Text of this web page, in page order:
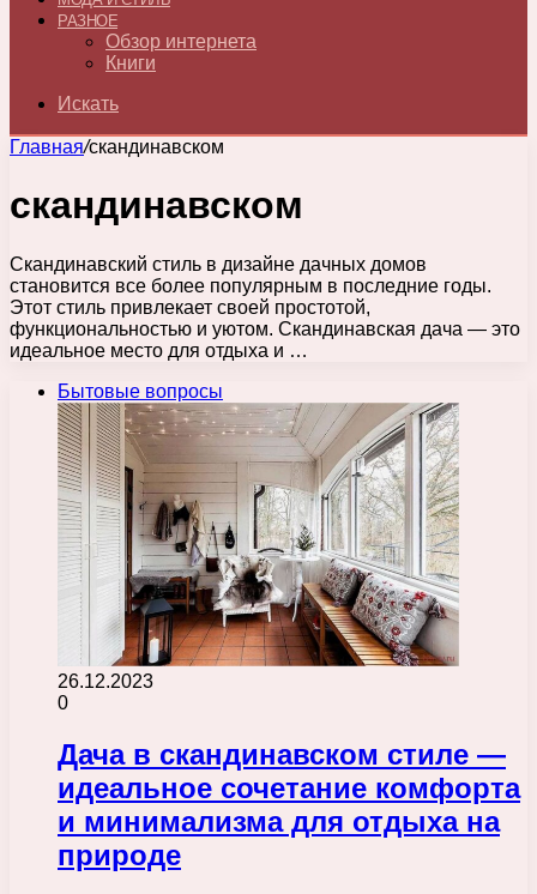
РАЗНОЕ
Обзор интернета
Книги
Искать
Главная/скандинавском
скандинавском
Скандинавский стиль в дизайне дачных домов
становится все более популярным в последние годы.
Этот стиль привлекает своей простотой,
функциональностью и уютом. Скандинавская дача — это
идеальное место для отдыха и …
Бытовые вопросы
26.12.2023
0
Дача в скандинавском стиле —
идеальное сочетание комфорта
и минимализма для отдыха на
природе